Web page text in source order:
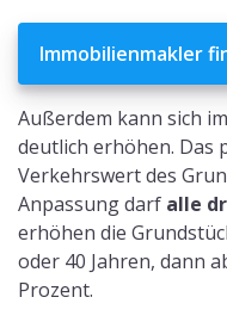
Immobilienmakler
Außerdem kann sich
deutlich erhöhen. Das
Verkehrswert des
Anpassung darf alle
erhöhen die
oder 40 Jahren, dann
Prozent.